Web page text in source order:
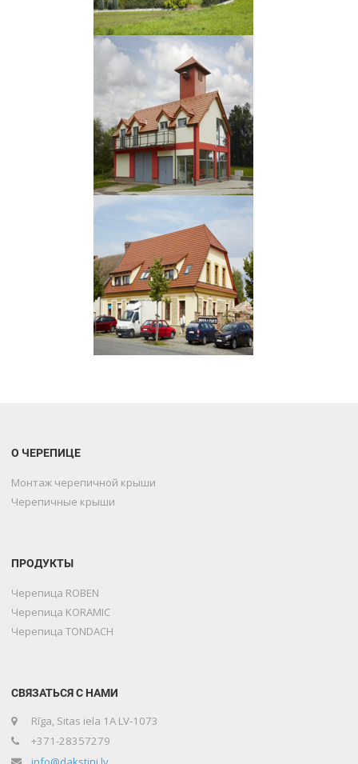
О ЧЕРЕПИЦЕ
Монтаж черепичной крыши
Черепичные крыши
ПРОДУКТЫ
Черепица ROBEN
Черепица KORAMIC
Черепица TONDACH
СВЯЗАТЬСЯ С НАМИ
Rīga, Sitas iela 1A LV-1073
+371-28357279